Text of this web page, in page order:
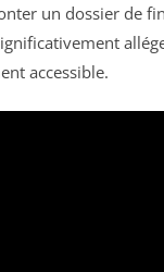
un dossier de
accessible.